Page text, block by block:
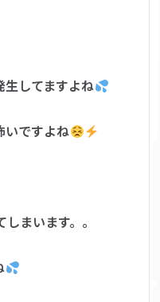
生してますよね
いですよね
まいます。。